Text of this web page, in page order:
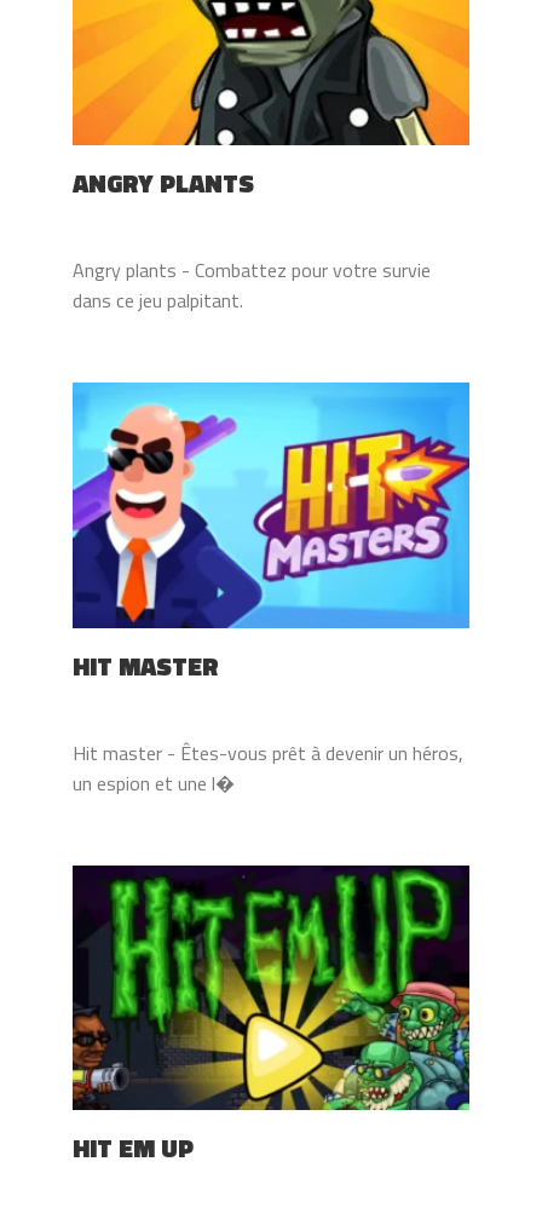
ANGRY PLANTS
Angry plants - Combattez pour votre survie
dans ce jeu palpitant.
HIT MASTER
Hit master - Êtes-vous prêt à devenir un héros,
un espion et une l�
HIT EM UP